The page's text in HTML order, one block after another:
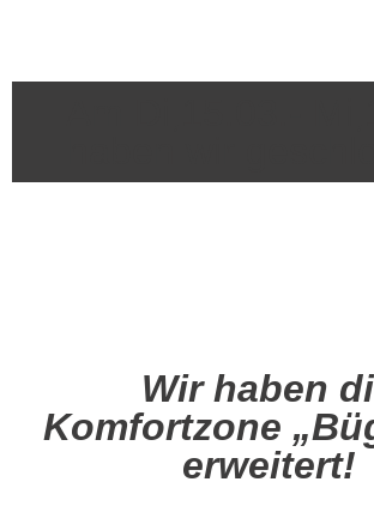
Wir haben
Komfortzone
erweitert!